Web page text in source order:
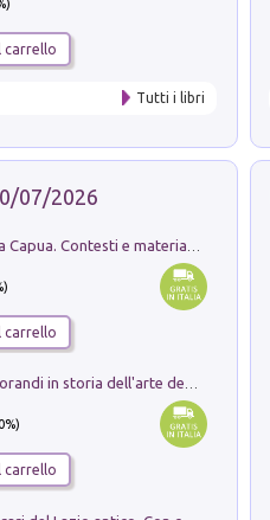
carrello
Tutti i libri
07/2026
carrello
Ricerche dei dottorandi in storia dell'arte della Sapienza
carrello